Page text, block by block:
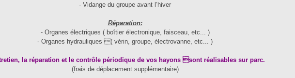
- Vidange du groupe avant l’hiver
Réparation:
- Organes électriques ( boîtier électronique, faisceau, etc... )
- Organes hydrauliques ( vérin, groupe, électrovanne, etc... )
la réparation et le contrôle périodique de vos hayons sont réalisables sur parc.
(frais de déplacement supplémentaire)